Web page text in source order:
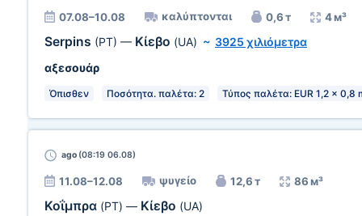
07.08–10.08 καλύπτονται 0,6 т 4 м³
Serpins (PT) — Κίεβο (UA) ~ 3925 χιλιόμετρα
αξεσουάρ
Όπισθεν Ποσότητα. παλέτα: 2 Τύπος παλέτα: EUR 1,2 x 0,8
ago (08:19 06.08)
11.08–12.08 ψυγείο 12,6 т 86 м³
Κοΐμπρα (PT) — Κίεβο (UA)